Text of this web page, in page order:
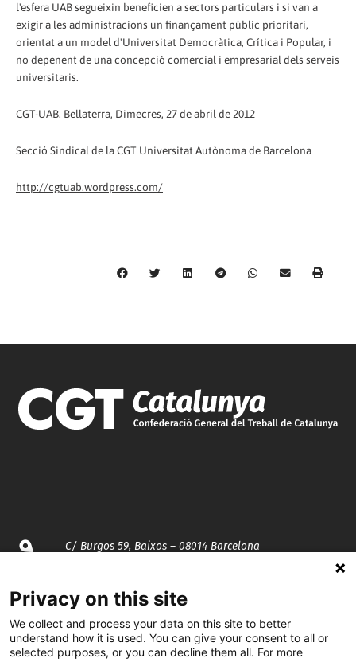
l'esfera UAB segueixin beneficien a sectors particulars i si van a
exigir a les administracions un finançament públic prioritari,
orientat a un model d'Universitat Democràtica, Crítica i Popular, i
no depenent de una concepció comercial i empresarial dels serveis
universitaris.
CGT-UAB. Bellaterra, Dimecres, 27 de abril de 2012
Secció Sindical de la CGT Universitat Autònoma de Barcelona
http://cgtuab.wordpress.com/
C/ Burgos 59, Baixos – 08014 Barcelona
spcgtcatalunya.cat
935 120 481
Privacy on this site
We collect and process your data on this site to better
understand how it is used. You can give your consent to all or
selected purposes, or you can decline them all. For more